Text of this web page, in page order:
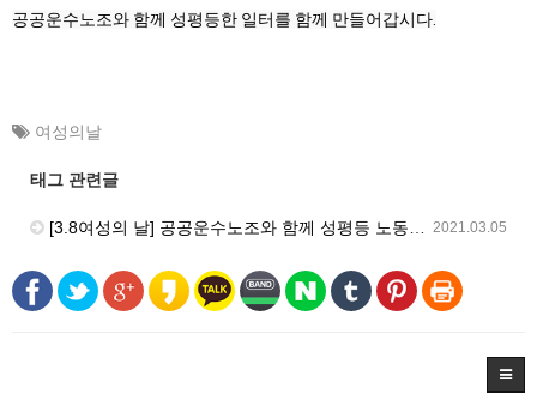
공공운수노조와 함께 성평등한 일터를 함께 만들어갑시다.
여성의날
태그 관련글
2021.03.05
[3.8여성의 날] 공공운수노조와 함께 성평등 노동으로